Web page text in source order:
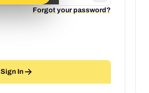
Forgot your password?
Sign In